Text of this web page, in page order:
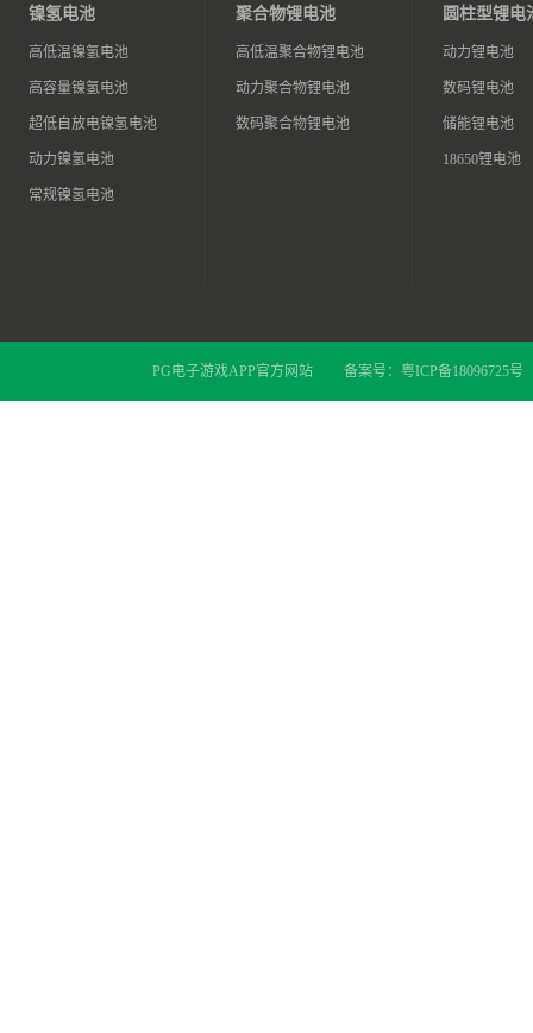
镍氢电池
高低温镍氢电池
高容量镍氢电池
超低自放电镍氢电池
动力镍氢电池
常规镍氢电池
聚合物锂电池
高低温聚合物锂电池
动力聚合物锂电池
数码聚合物锂电池
圆柱型锂电
动力锂电池
数码锂电池
储能锂电池
18650锂电池
PG电子游戏APP官方网站 备案号： 粤ICP备18096725号